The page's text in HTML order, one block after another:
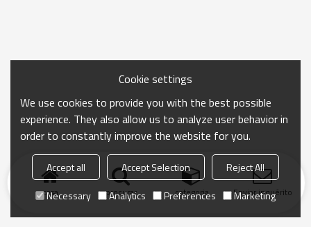
casa procurar categoria Enviar inquérito
Cookie settings
We use cookies to provide you with the best possible
experience. They also allow us to analyze user behavior in
order to constantly improve the website for you.
Accept all Accept Selection
Reject All
Necessary
Analytics Preferences Marketing